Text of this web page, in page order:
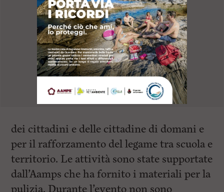
dei cittadini e delle cittadine di domani e
per il rafforzamento del legame tra scuola e
territorio. Le attività sono state supportate
dall’Aamps che ha fornito i materiali per la